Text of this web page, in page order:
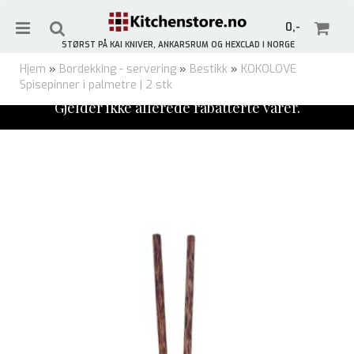
0,-
STØRST PÅ KAI KNIVER, ANKARSRUM OG HEXCLAD I NORGE
Meld deg på vårt nyhetsbrev og få 10% rabatt!
Gjelder ikke allerede rabatterte varer.
Hjem » Bordekking - servering » Bestikk » KOKOLOVE
Spisepinner i palmetre | 2 stk